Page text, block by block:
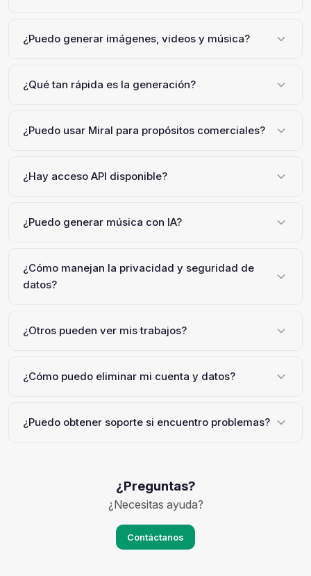
¿Puedo generar imágenes, videos y música?
¿Qué tan rápida es la generación?
¿Puedo usar Miral para propósitos comerciales?
¿Hay acceso API disponible?
¿Puedo generar música con IA?
¿Cómo manejan la privacidad y seguridad de
datos?
¿Otros pueden ver mis trabajos?
¿Cómo puedo eliminar mi cuenta y datos?
¿Puedo obtener soporte si encuentro problemas?
¿Preguntas?
¿Necesitas ayuda?
Contáctanos